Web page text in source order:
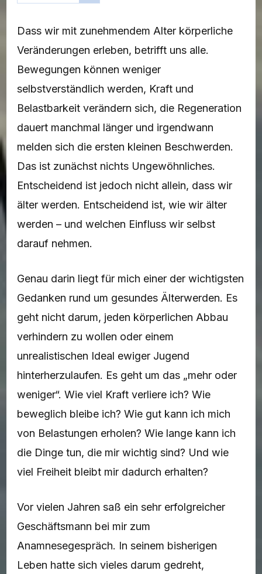
Dass wir mit zunehmendem Alter körperliche
Veränderungen erleben, betrifft uns alle.
Bewegungen können weniger
selbstverständlich werden, Kraft und
Belastbarkeit verändern sich, die Regeneration
dauert manchmal länger und irgendwann
melden sich die ersten kleinen Beschwerden.
Das ist zunächst nichts Ungewöhnliches.
Entscheidend ist jedoch nicht allein, dass wir
älter werden. Entscheidend ist, wie wir älter
werden – und welchen Einfluss wir selbst
darauf nehmen.
Genau darin liegt für mich einer der wichtigsten
Gedanken rund um gesundes Älterwerden. Es
geht nicht darum, jeden körperlichen Abbau
verhindern zu wollen oder einem
unrealistischen Ideal ewiger Jugend
hinterherzulaufen. Es geht um das „mehr oder
weniger“. Wie viel Kraft verliere ich? Wie
beweglich bleibe ich? Wie gut kann ich mich
von Belastungen erholen? Wie lange kann ich
die Dinge tun, die mir wichtig sind? Und wie
viel Freiheit bleibt mir dadurch erhalten?
Vor vielen Jahren saß ein sehr erfolgreicher
Geschäftsmann bei mir zum
Anamnesegespräch. In seinem bisherigen
Leben hatte sich vieles darum gedreht,